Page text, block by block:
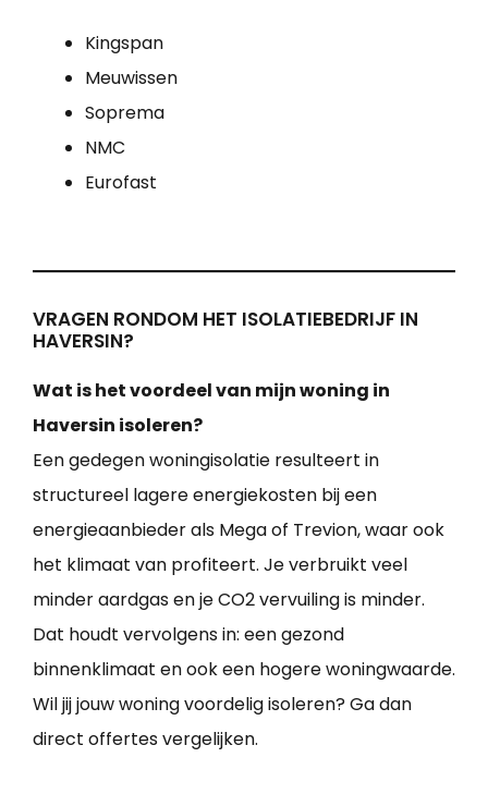
Kingspan
Meuwissen
Soprema
NMC
Eurofast
VRAGEN RONDOM HET ISOLATIEBEDRIJF IN
HAVERSIN?
Wat is het voordeel van mijn woning in
Haversin isoleren?
Een gedegen woningisolatie resulteert in
structureel lagere energiekosten bij een
energieaanbieder als Mega of Trevion, waar ook
het klimaat van profiteert. Je verbruikt veel
minder aardgas en je CO2 vervuiling is minder.
Dat houdt vervolgens in: een gezond
binnenklimaat en ook een hogere woningwaarde.
Wil jij jouw woning voordelig isoleren? Ga dan
direct offertes vergelijken.